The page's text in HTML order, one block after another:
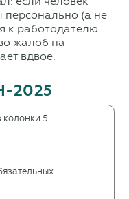
персонально (а не
к работодателю
жалоб на
вдвое.
2025
колонки 5